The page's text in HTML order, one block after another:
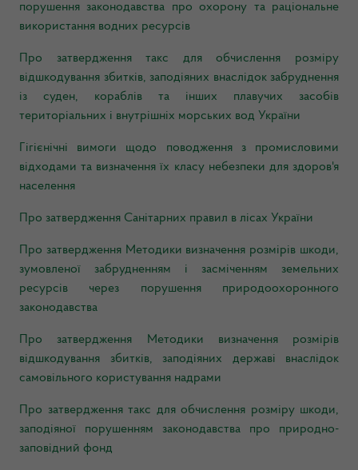
порушення законодавства про охорону та раціональне
використання водних ресурсів
Про затвердження такс для обчислення розміру
відшкодування збитків, заподіяних внаслідок забруднення
із суден, кораблів та інших плавучих засобів
територіальних і внутрішніх морських вод України
Гігієнічні вимоги щодо поводження з промисловими
відходами та визначення їх класу небезпеки для здоров'я
населення
Про затвердження Санітарних правил в лісах України
Про затвердження Методики визначення розмірів шкоди,
зумовленої забрудненням і засміченням земельних
ресурсів через порушення природоохоронного
законодавства
Про затвердження Методики визначення розмірів
відшкодування збитків, заподіяних державі внаслідок
самовільного користування надрами
Про затвердження такс для обчислення розміру шкоди,
заподіяної порушенням законодавства про природно-
заповідний фонд